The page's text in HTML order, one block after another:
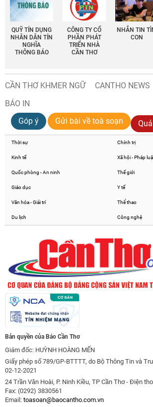
QUỸ TÍN DỤNG
NHÂN DÂN TÍN
NGHĨA
THÔNG BÁO
CÔNG TY CỔ
PHẦN PHÁT
TRIỂN NHÀ
CẦN THƠ
NHẮN TIN
CON
CẦN THƠ KHMER NGỮ CANTHO NEWS
BÁO IN
Góp ý
Gửi bài về toà soạn
Thời sự Chính trị
Kinh tế Xã hội - Pháp
Quốc phòng - An ninh Thế giới
Giáo dục Y tế
Văn hóa - Giải trí Thể thao
Du lịch Công nghệ
Bản quyền của Báo Cần Thơ
Giám đốc: HUỲNH HOÀNG MẾN
Giấy phép số 789/GP-BTTTT, do Bộ Thông Tin và
02-12-2021
24 Trần Văn Hoài, P. Ninh Kiều, TP Cần Thơ - Điện
Fax: (0292) 3830561
Email: toasoan@baocantho.com.vn